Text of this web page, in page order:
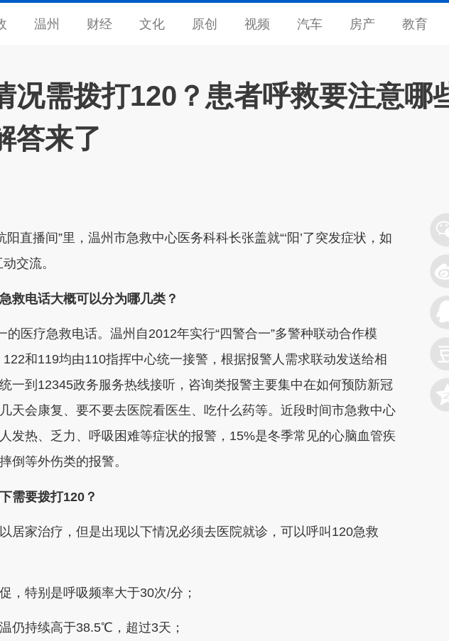
温州 财经 文化 原创 视频 汽车 房产 教育
况需拨打120？患者呼救要注意哪
答来了
播间”里，温州市急救中心医务科科长张盖就“‘阳’了突发症状，如
交流。
救电话大概可以分为哪几类？
疗急救电话。温州自2012年实行“四警合一”多警种联动合作模
和119均由110指挥中心统一接警，根据报警人需求联动发送给相
一到12345政务服务热线接听，咨询类报警主要集中在如何预防新冠
天会康复、要不要去医院看医生、吃什么药等。近段时间市急救中心
发热、乏力、呼吸困难等症状的报警，15%是冬季常见的心脑血管疾
倒等外伤类的报警。
需要拨打120？
家治疗，但是出现以下情况必须去医院就诊，可以呼叫120急救
特别是呼吸频率大于30次/分；
持续高于38.5℃，超过3天；